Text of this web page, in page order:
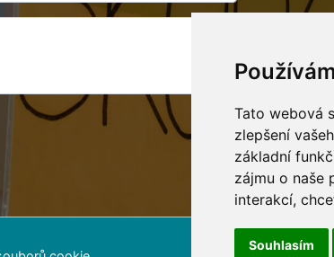
Tato webová
zlepšení
základní
zájmu o naše
interakcí,
Souhlasím